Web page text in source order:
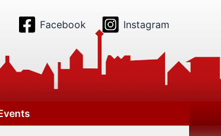
Facebook Instagram